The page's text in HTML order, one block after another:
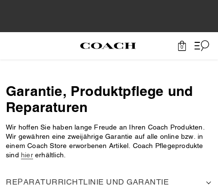
0
Garantie, Produktpflege und
Reparaturen
Wir hoffen Sie haben lange Freude an Ihren Coach Produkten.
Wir gewähren eine zweijährige Garantie auf alle online bzw. in
einem Coach Store erworbenen Artikel. Coach Pflegeprodukte
sind hiererhältlich.
REPARATURRICHTLINIE UND GARANTIE